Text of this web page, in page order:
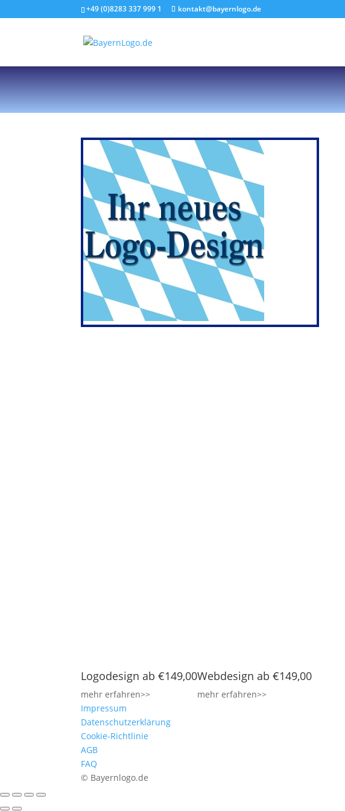
+49 (0)8283 337 999 1 kontakt@bayernlogo.de
Logodesign ab €149,00
mehr erfahren>>
Webdesign ab €149,00
mehr erfahren>>
Impressum
Datenschutzerklärung
Cookie-Richtlinie
AGB
FAQ
© Bayernlogo.de